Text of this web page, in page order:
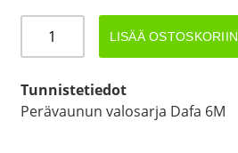
DAFA
DC
määrä
LISÄÄ OSTOSKORIIN
Tunnistetiedot
Perävaunun valosarja Dafa 6M